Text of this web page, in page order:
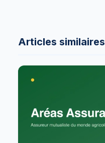
Articles similaires